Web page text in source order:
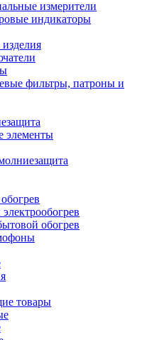
измерители
индикаторы
фильтры, патроны и
элементы
обогрев
товары